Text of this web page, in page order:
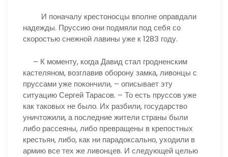
И поначалу крестоносцы вполне оправдали
надежды. Пруссию они подмяли под себя со
скоростью снежной лавины уже к 1283 году.
– К моменту, когда Давид стал гродненским
кастеляном, возглавив оборону замка, ливонцы с
пруссами уже покончили, – описывает эту
ситуацию Сергей Тарасов. – То есть пруссов уже
как таковых не было. Их разбили, государство
уничтожили, а последние жители страны были
либо рассеяны, либо превращены в крепостных
крестьян, либо, как ни парадоксально, уходили в
армию все тех же ливонцев. И следующей целью